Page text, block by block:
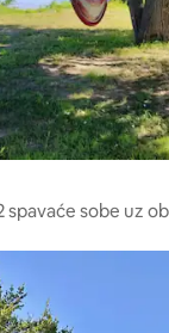
spavaće sobe uz